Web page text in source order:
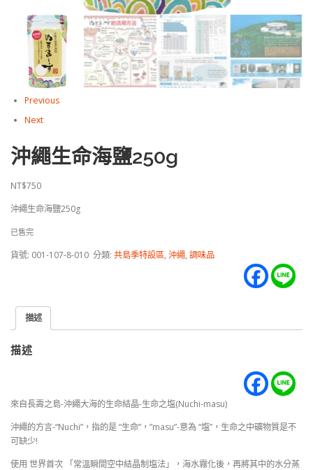
Previous
Next
沖繩生命海鹽250g
NT$750
沖繩生命海鹽250g
已售完
貨號: 001-107-8-010 分類: 共島季特設區, 沖繩, 調味品
描述
描述
來自長壽之島-沖繩大海的生命結晶-生命之塩(Nuchi-masu)
沖繩的方言-“Nuchi”，指的是 “生命”，”masu”-意為 “塩”，生命之中礦物質是不
可缺少!
使用 世界首次 「常溫瞬間空中結晶制塩法」，海水霧化後，再將其中的水分蒸